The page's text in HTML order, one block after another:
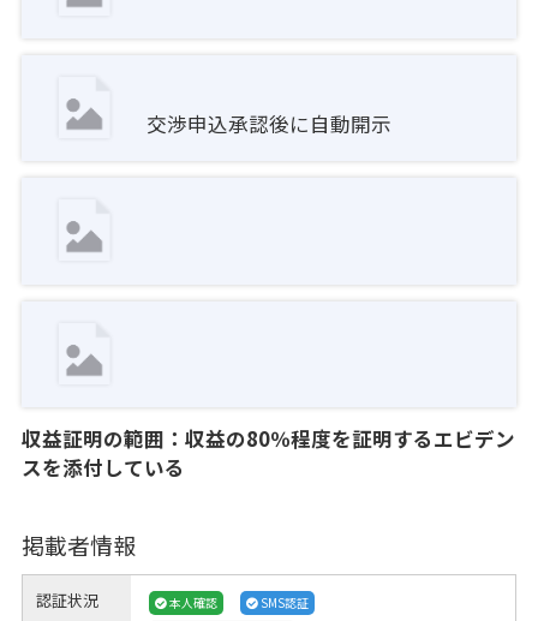
交渉申込承認後に自動開示
収益証明の範囲：収益の80％程度を証明するエビデン
スを添付している
掲載者情報
認証状況 本人確認
SMS認証